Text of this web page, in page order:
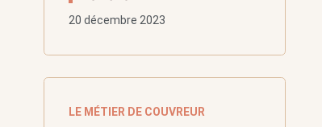
20 décembre 2023
LE MÉTIER DE COUVREUR